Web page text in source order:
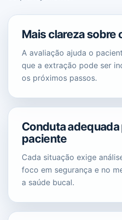
Mais clareza sobre
A avaliação ajuda o
que a extração pode ser
os próximos passos.
Conduta adequada
paciente
Cada situação exige
foco em segurança e no
a saúde bucal.